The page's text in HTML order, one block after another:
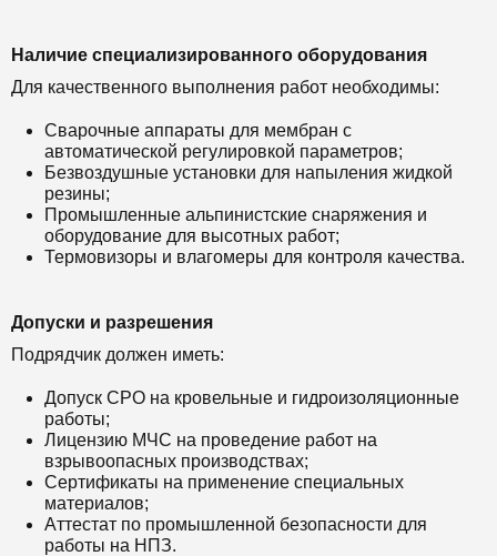
Наличие специализированного оборудования
Для качественного выполнения работ необходимы:
Сварочные аппараты для мембран с
автоматической регулировкой параметров;
Безвоздушные установки для напыления жидкой
резины;
Промышленные альпинистские снаряжения и
оборудование для высотных работ;
Термовизоры и влагомеры для контроля качества.
Допуски и разрешения
Подрядчик должен иметь:
Допуск СРО на кровельные и гидроизоляционные
работы;
Лицензию МЧС на проведение работ на
взрывоопасных производствах;
Сертификаты на применение специальных
материалов;
Аттестат по промышленной безопасности для
работы на НПЗ.